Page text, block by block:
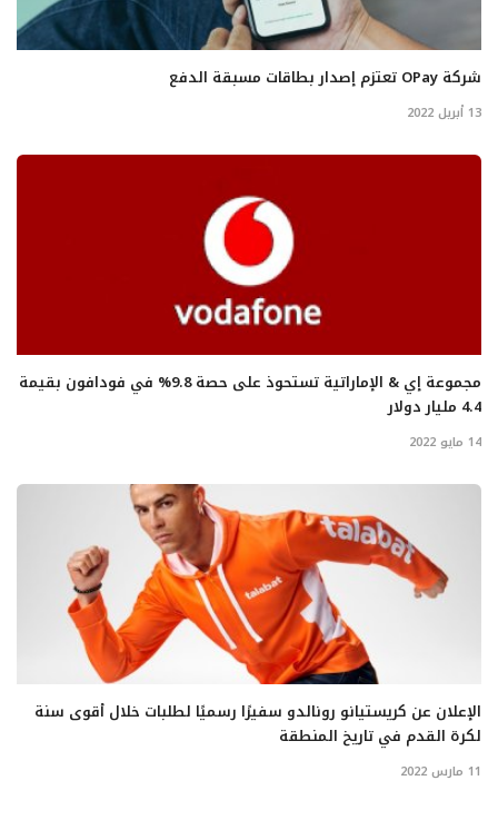
شركة OPay تعتزم إصدار بطاقات مسبقة الدفع
13 أبريل 2022
مجموعة إي & الإماراتية تستحوذ على حصة 9.8% في فودافون بقيمة
4.4 مليار دولار
14 مايو 2022
الإعلان عن كريستيانو رونالدو سفيرًا رسميًا لطلبات خلال أقوى سنة
لكرة القدم في تاريخ المنطقة
11 مارس 2022